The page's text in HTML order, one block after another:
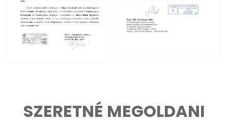
SZERETNÉ MEGOLDANI